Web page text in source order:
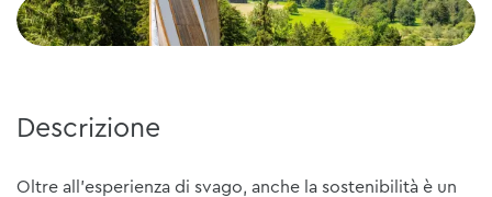
Descrizione
Oltre all'esperienza di svago, anche la sostenibilità è un